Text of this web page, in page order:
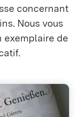
concernant
Nous vous
exemplaire de